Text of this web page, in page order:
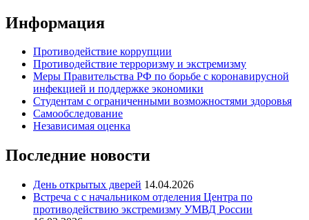
Информация
Противодействие коррупции
Противодействие терроризму и экстремизму
Меры Правительства РФ по борьбе с коронавирусной
инфекцией и поддержке экономики
Студентам с ограниченными возможностями здоровья
Самообследование
Независимая оценка
Последние новости
День открытых дверей 14.04.2026
Встреча с с начальником отделения Центра по
противодействию экстремизму УМВД России